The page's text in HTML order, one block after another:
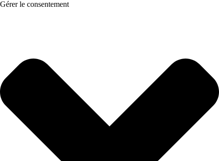
Gérer le consentement